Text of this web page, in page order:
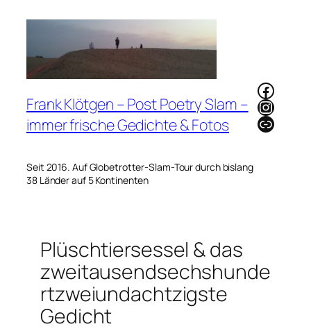
Frank Klötgen – Post Poetry Slam –
immer frische Gedichte & Fotos
Seit 2016. Auf Globetrotter-Slam-Tour durch bislang
38 Länder auf 5 Kontinenten
Link
Plüschtiersessel & das
zweitausendsechshunde
rtzweiundachtzigste
Gedicht